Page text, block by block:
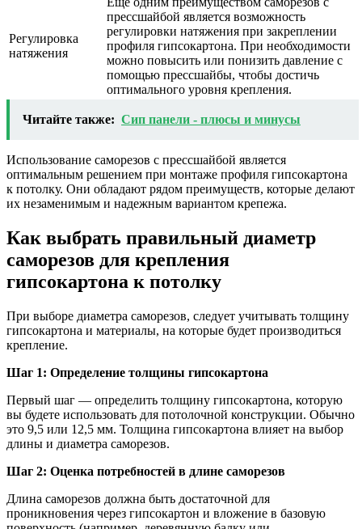
Регулировка
натяжения
прессшайбой является возможность
регулировки натяжения при закреплении
профиля гипсокартона. При необходимости
можно повысить или понизить давление с
помощью прессшайбы, чтобы достичь
оптимального уровня крепления.
Читайте также: Сип панели - плюсы и минусы
Использование саморезов с прессшайбой является
оптимальным решением при монтаже профиля гипсокартона
к потолку. Они обладают рядом преимуществ, которые делают
их незаменимым и надежным вариантом крепежа.
Как выбрать правильный диаметр
саморезов для крепления
гипсокартона к потолку
При выборе диаметра саморезов, следует учитывать толщину
гипсокартона и материалы, на которые будет производиться
крепление.
Шаг 1: Определение толщины гипсокартона
Первый шаг — определить толщину гипсокартона, которую
вы будете использовать для потолочной конструкции. Обычно
это 9,5 или 12,5 мм. Толщина гипсокартона влияет на выбор
длины и диаметра саморезов.
Шаг 2: Оценка потребностей в длине саморезов
Длина саморезов должна быть достаточной для
проникновения через гипсокартон и вложение в базовую